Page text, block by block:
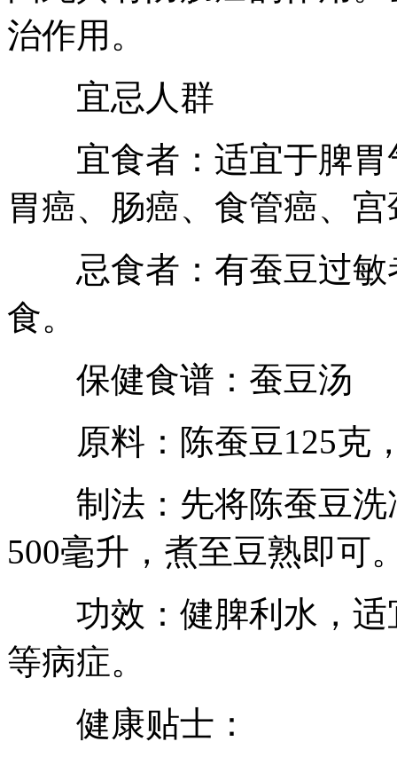
治作用。
宜忌人群
宜食者：适宜于脾胃
胃癌、肠癌、食管癌、
忌食者：有蚕豆过敏
食。
保健食谱：蚕豆汤
原料：陈蚕豆125克
制法：先将陈蚕豆洗
500毫升，煮至豆熟即可
功效：健脾利水，适
等病症。
健康贴士：